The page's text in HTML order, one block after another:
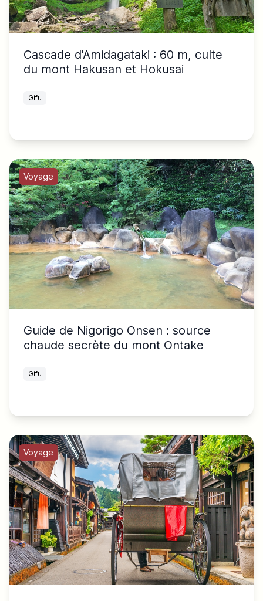
Cascade d'Amidagataki : 60 m, culte
du mont Hakusan et Hokusai
Gifu
Voyage
Guide de Nigorigo Onsen : source
chaude secrète du mont Ontake
Gifu
Voyage